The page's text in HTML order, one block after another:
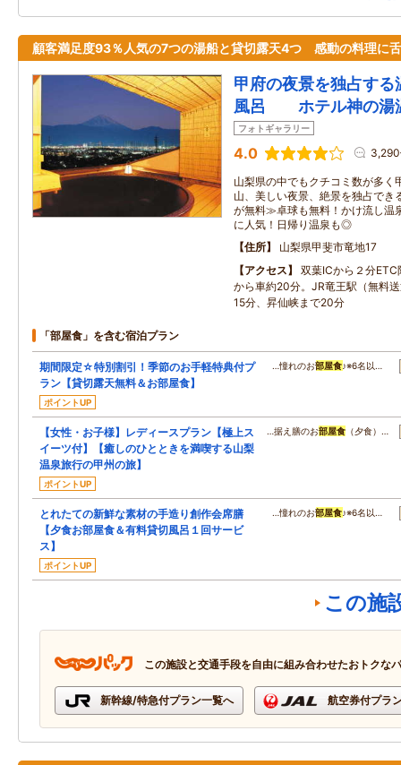
顧客満足度93％人気の7つの湯船と貸切露天4つ 感動の料理に
甲府の夜景を独占す
風呂 ホテル神の湯
フォトギャラリー
4.0
山梨県の中でもクチコミ数が多く
山、美しい夜景、絶景を独占で
が無料≫卓球も無料！かけ流し温
に人気！日帰り温泉も◎
住所
山梨県甲斐市竜地17
アクセス
双葉ICから２分
から車約20分。JR竜王駅（無料
15分、昇仙峡まで20分
「部屋食」を含む宿泊プラン
期間限定☆特別割引！季節のお手軽特典付プ
ラン【貸切露天無料＆お部屋食】
ポイントUP
…憧れのお部屋食♪※6名以…
【女性・お子様】レディースプラン【極上ス
イーツ付】【癒しのひとときを満喫する山梨
温泉旅行の甲州の旅】
ポイントUP
…据え膳のお部屋食 （夕食）…
とれたての新鮮な素材の手造り創作会席膳
【夕食お部屋食＆有料貸切風呂１回サービ
ス】
ポイントUP
…憧れのお部屋食♪※6名以…
この施
この施設と交通手段を自由に組み合わせたおトクな
新幹線/特急付プラン一覧へ 航空券付プラ